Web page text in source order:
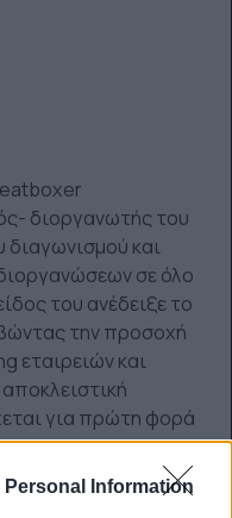
Personal Information
διοργανωτής του
διαγωνισμού και
σε όλο
του ανέδειξε το
την προσοχή
εταιρειών και
για πρώτη φορά